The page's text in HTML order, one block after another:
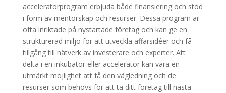
acceleratorprogram erbjuda både finansiering och stöd
i form av mentorskap och resurser. Dessa program är
ofta inriktade på nystartade företag och kan ge en
strukturerad miljö för att utveckla affärsidéer och få
tillgång till nätverk av investerare och experter. Att
delta i en inkubator eller accelerator kan vara en
utmärkt möjlighet att få den vägledning och de
resurser som behövs för att ta ditt företag till nästa